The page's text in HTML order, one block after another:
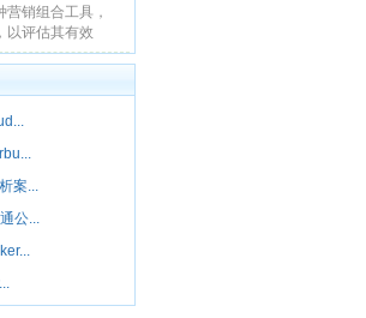
销组合工具，
以评估其有效
...
案...
公...